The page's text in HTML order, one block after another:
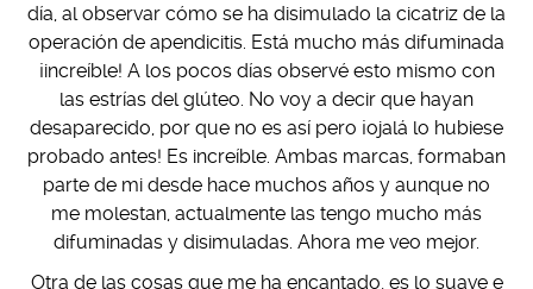
día, al observar cómo se ha disimulado la cicatriz de la
operación de apendicitis. Está mucho más difuminada
¡increíble! A los pocos días observé esto mismo con
las estrías del glúteo. No voy a decir que hayan
desaparecido, por que no es así pero ¡ojalá lo hubiese
probado antes! Es increíble. Ambas marcas, formaban
parte de mi desde hace muchos años y aunque no
me molestan, actualmente las tengo mucho más
difuminadas y disimuladas. Ahora me veo mejor.
Otra de las cosas que me ha encantado, es lo suave e